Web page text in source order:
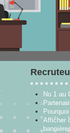
No 1 au
Afficher